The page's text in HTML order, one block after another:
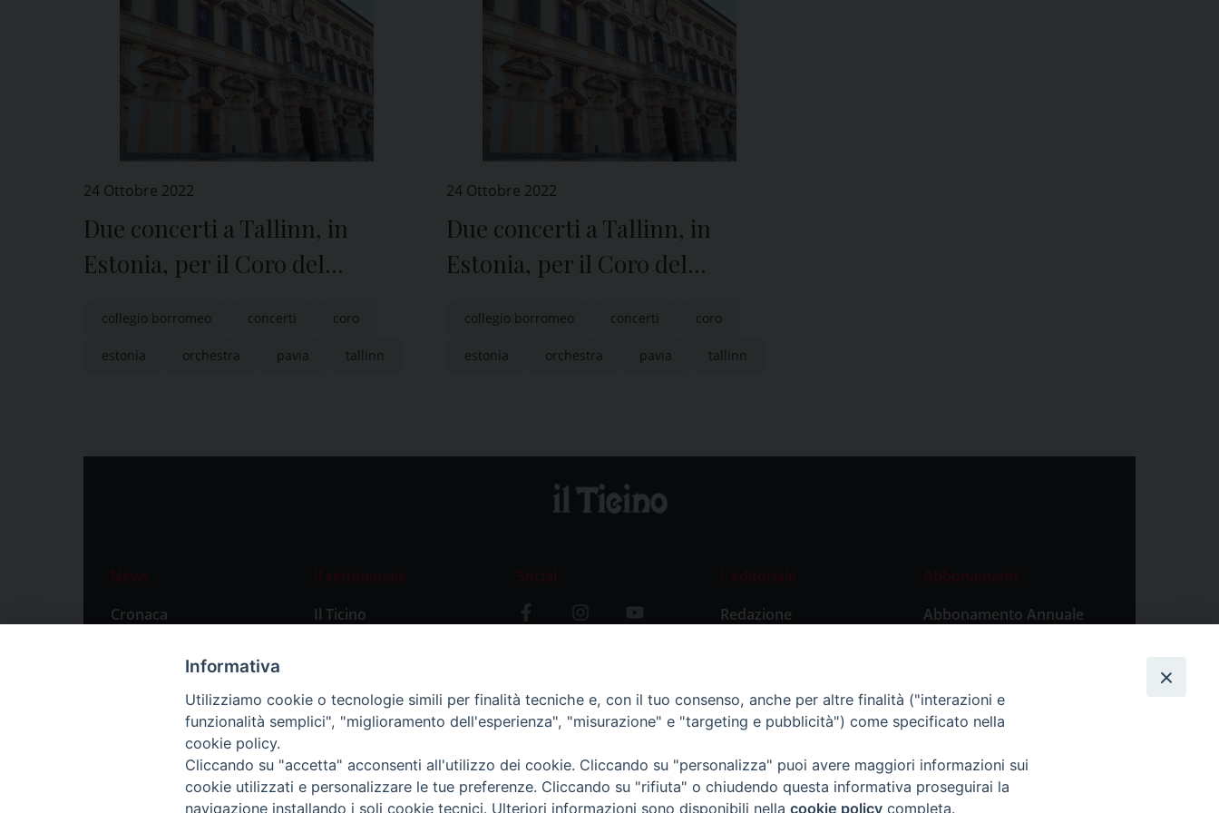
24 Ottobre 2022
Due concerti a Tallinn, in
Estonia, per il Coro del
collegio borromeo concerti coro
estonia orchestra pavia tallinn
24 Ottobre 2022
Due concerti a Tallinn, in
Estonia, per il Coro del
collegio borromeo concerti coro
estonia orchestra pavia tallinn
News
Cronaca
Primo Piano
Il settimanale
Il Ticino
Social
L’editoriale
Redazione
Abbonamenti
Abbonamento Annuale
Abbonamento Singola
Informativa
Utilizziamo cookie o tecnologie simili per finalità tecniche e, con il tuo consenso, anche per altre finalità ("interazioni e
funzionalità semplici", "miglioramento dell'esperienza", "misurazione" e "targeting e pubblicità") come specificato nella
cookie policy.
Cliccando su "accetta" acconsenti all'utilizzo dei cookie. Cliccando su "personalizza" puoi avere maggiori informazioni sui
cookie utilizzati e personalizzare le tue preferenze. Cliccando su "rifiuta" o chiudendo questa informativa proseguirai la
navigazione installando i soli cookie tecnici. Ulteriori informazioni sono disponibili nella cookie policy completa.